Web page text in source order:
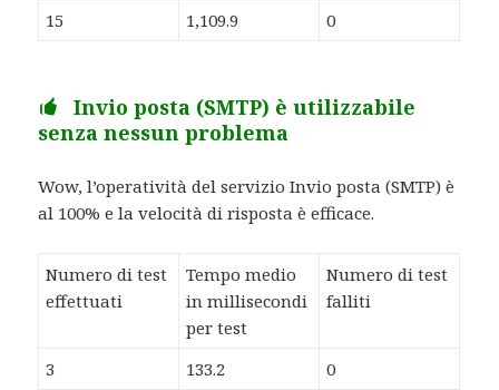
15 1,109.9 0
Invio posta (SMTP) è utilizzabile
senza nessun problema
Wow, l’operatività del servizio Invio posta (SMTP) è
al 100% e la velocità di risposta è efficace.
Numero di test
effettuati
Tempo medio
in millisecondi
per test
Numero di test
falliti
3 133.2 0